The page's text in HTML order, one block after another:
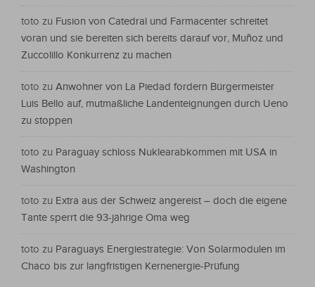
toto zu Fusion von Catedral und Farmacenter schreitet
voran und sie bereiten sich bereits darauf vor, Muñoz und
Zuccolillo Konkurrenz zu machen
toto zu Anwohner von La Piedad fordern Bürgermeister
Luis Bello auf, mutmaßliche Landenteignungen durch Ueno
zu stoppen
toto zu Paraguay schloss Nuklearabkommen mit USA in
Washington
toto zu Extra aus der Schweiz angereist – doch die eigene
Tante sperrt die 93-jährige Oma weg
toto zu Paraguays Energiestrategie: Von Solarmodulen im
Chaco bis zur langfristigen Kernenergie-Prüfung